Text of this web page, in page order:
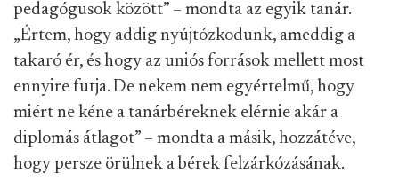
pedagógusok között” – mondta az egyik tanár.
„Értem, hogy addig nyújtózkodunk, ameddig a
takaró ér, és hogy az uniós források mellett most
ennyire futja. De nekem nem egyértelmű, hogy
miért ne kéne a tanárbéreknek elérnie akár a
diplomás átlagot” – mondta a másik, hozzátéve,
hogy persze örülnek a bérek felzárkózásának.